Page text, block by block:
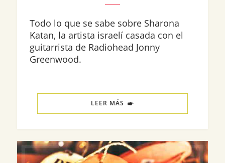
Todo lo que se sabe sobre Sharona
Katan, la artista israelí casada con el
guitarrista de Radiohead Jonny
Greenwood.
LEER MÁS